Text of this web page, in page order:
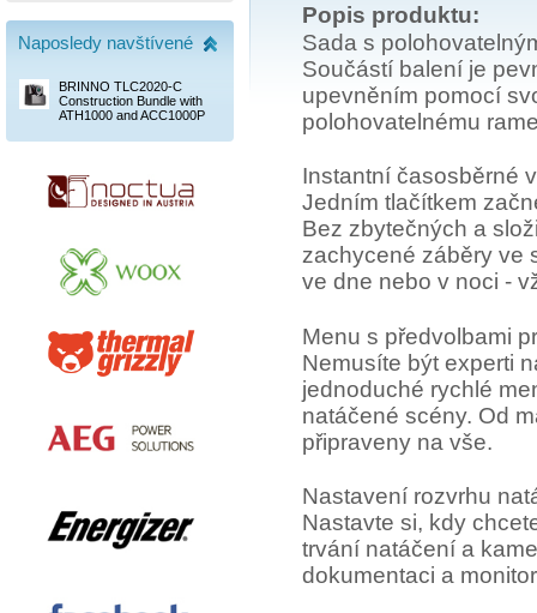
Popis produktu:
Sada s
Součástí balení je
upevněním pomocí
polohovatelnému
Instantní časosběrné
Jedním tlačítkem
Bez zbytečných a
zachycené záběry ve
ve dne nebo v noci -
Menu s předvolbami
Nemusíte být experti
jednoduché rychlé
natáčené scény. Od
připraveny na vše.
Nastavení rozvrhu
Nastavte si, kdy
trvání natáčení a
dokumentaci a
Naposledy navštívené
BRINNO TLC2020-C
Construction Bundle with
ATH1000 and ACC1000P